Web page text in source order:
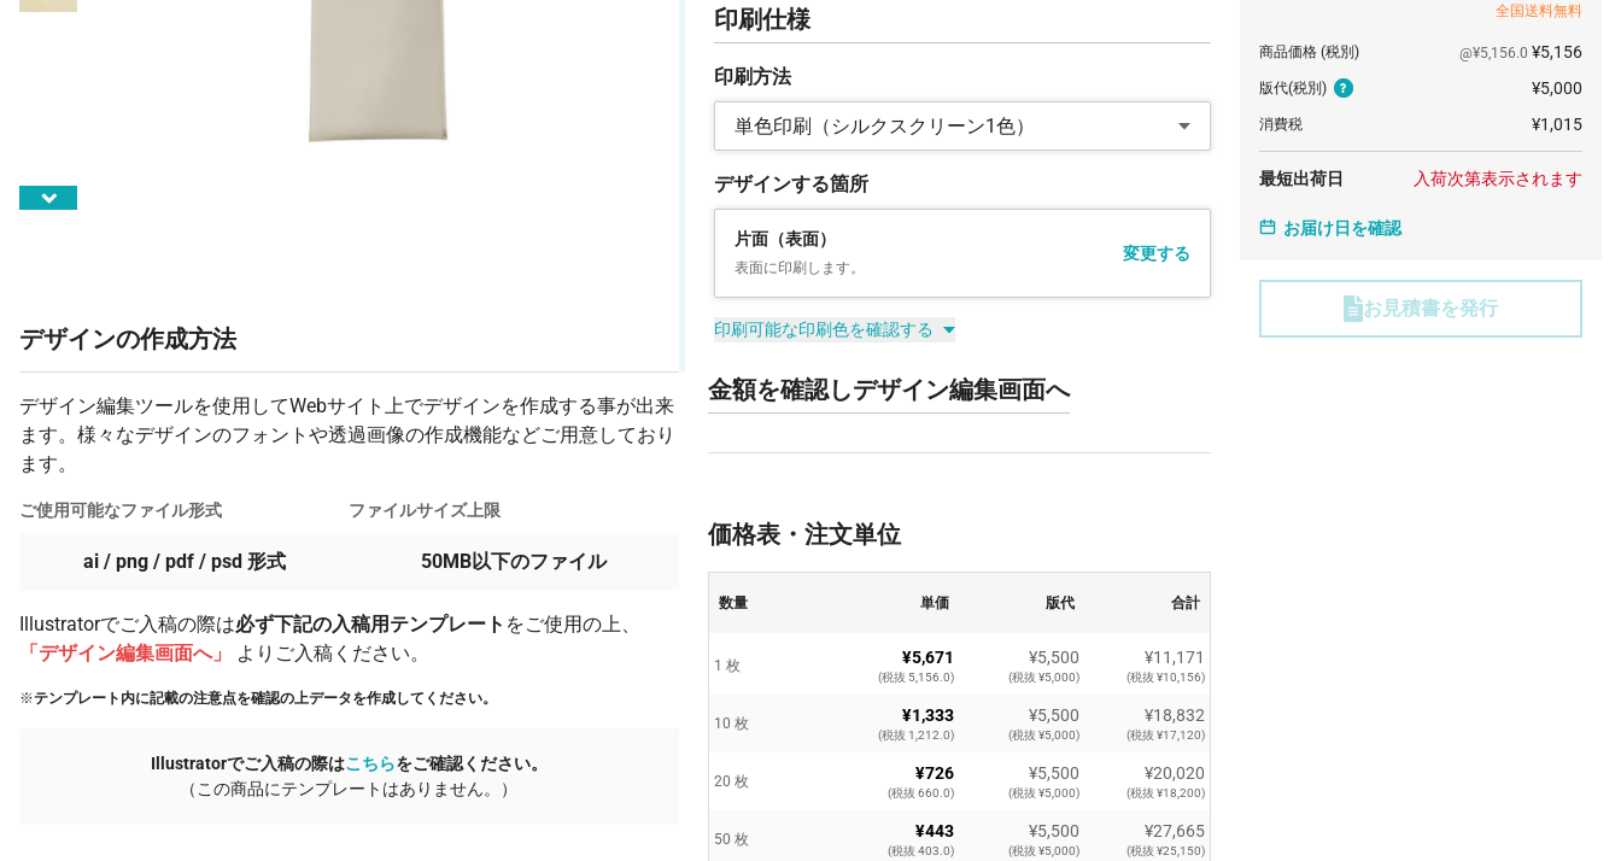
デザインの作成方法
デザイン編集ツールを使用してWebサイト上でデザインを作成する事が出来
ます。様々なデザインのフォントや透過画像の作成機能などご用意しており
ます。
ご使用可能なファイル形式
ai / png / pdf / psd 形式
ファイルサイズ上限
50MB以下のファイル
Illustratorでご入稿の際は必ず下記の入稿用テンプレート をご使用の上、
「デザイン編集画面へ」
よりご入稿ください。
※テンプレート内に記載の注意点を確認の上データを作成してください。
Illustratorでご入稿の際はこちらをご確認ください。
（この商品にテンプレートはありません。）
印刷仕様
印刷方法
単色印刷（シルクスクリーン1色）
デザインする箇所
片面（表面）
表面に印刷します。
変更する
印刷可能な印刷色を確認する
金額を確認しデザイン編集画面へ
価格表・注文単位
数量 単価 版代 合計
1 枚 ¥5,671
(税抜 5,156.0)
¥5,500
(税抜 ¥5,000)
¥11,171
(税抜 ¥10,156)
10 枚 ¥1,333
(税抜 1,212.0)
¥5,500
(税抜 ¥5,000)
¥18,832
(税抜 ¥17,120)
20 枚 ¥726
(税抜 660.0)
¥5,500
(税抜 ¥5,000)
¥20,020
(税抜 ¥18,200)
50 枚 ¥443
(税抜 403.0)
¥5,500
(税抜 ¥5,000)
¥27,665
(税抜 ¥25,150)
全国送料無料
商品価格 (税別) @¥5,156.0 ¥5,156
版代(税別) ¥5,000
消費税 ¥1,015
最短出荷日 入荷次第表示されます
お届け日を確認
お見積書を発行